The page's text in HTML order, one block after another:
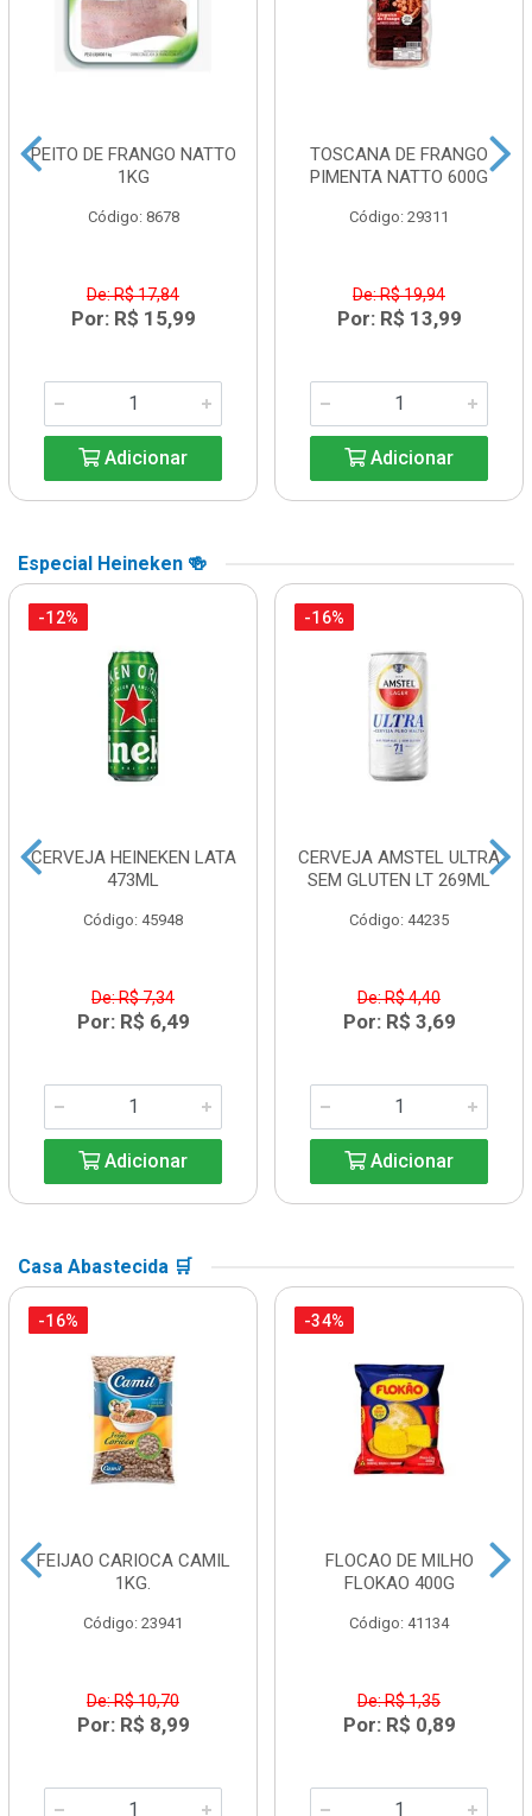
PEITO DE FRANGO NATTO
1KG
Código: 8678
De: R$ 17,84
Por: R$ 15,99
Adicionar
TOSCANA DE FRANGO
PIMENTA NATTO 600G
Código: 29311
De: R$ 19,94
Por: R$ 13,99
Adicionar
Especial Heineken 🍻
-12%
CERVEJA HEINEKEN LATA
473ML
Código: 45948
De: R$ 7,34
Por: R$ 6,49
Adicionar
-16%
CERVEJA AMSTEL ULTRA
SEM GLUTEN LT 269ML
Código: 44235
De: R$ 4,40
Por: R$ 3,69
Adicionar
Casa Abastecida 🛒
-16%
FEIJAO CARIOCA CAMIL
1KG.
Código: 23941
De: R$ 10,70
Por: R$ 8,99
-34%
FLOCAO DE MILHO
FLOKAO 400G
Código: 41134
De: R$ 1,35
Por: R$ 0,89